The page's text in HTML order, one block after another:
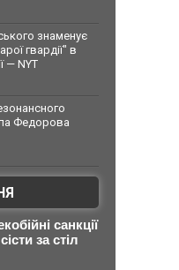
знаменує
гвардії" в
— NYT
Федорова
санкції
за стіл